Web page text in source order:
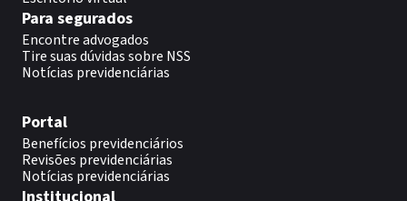
Para segurados
Encontre advogados
Tire suas dúvidas sobre NSS
Notícias previdenciárias
Portal
Benefícios previdenciários
Revisões previdenciárias
Notícias previdenciárias